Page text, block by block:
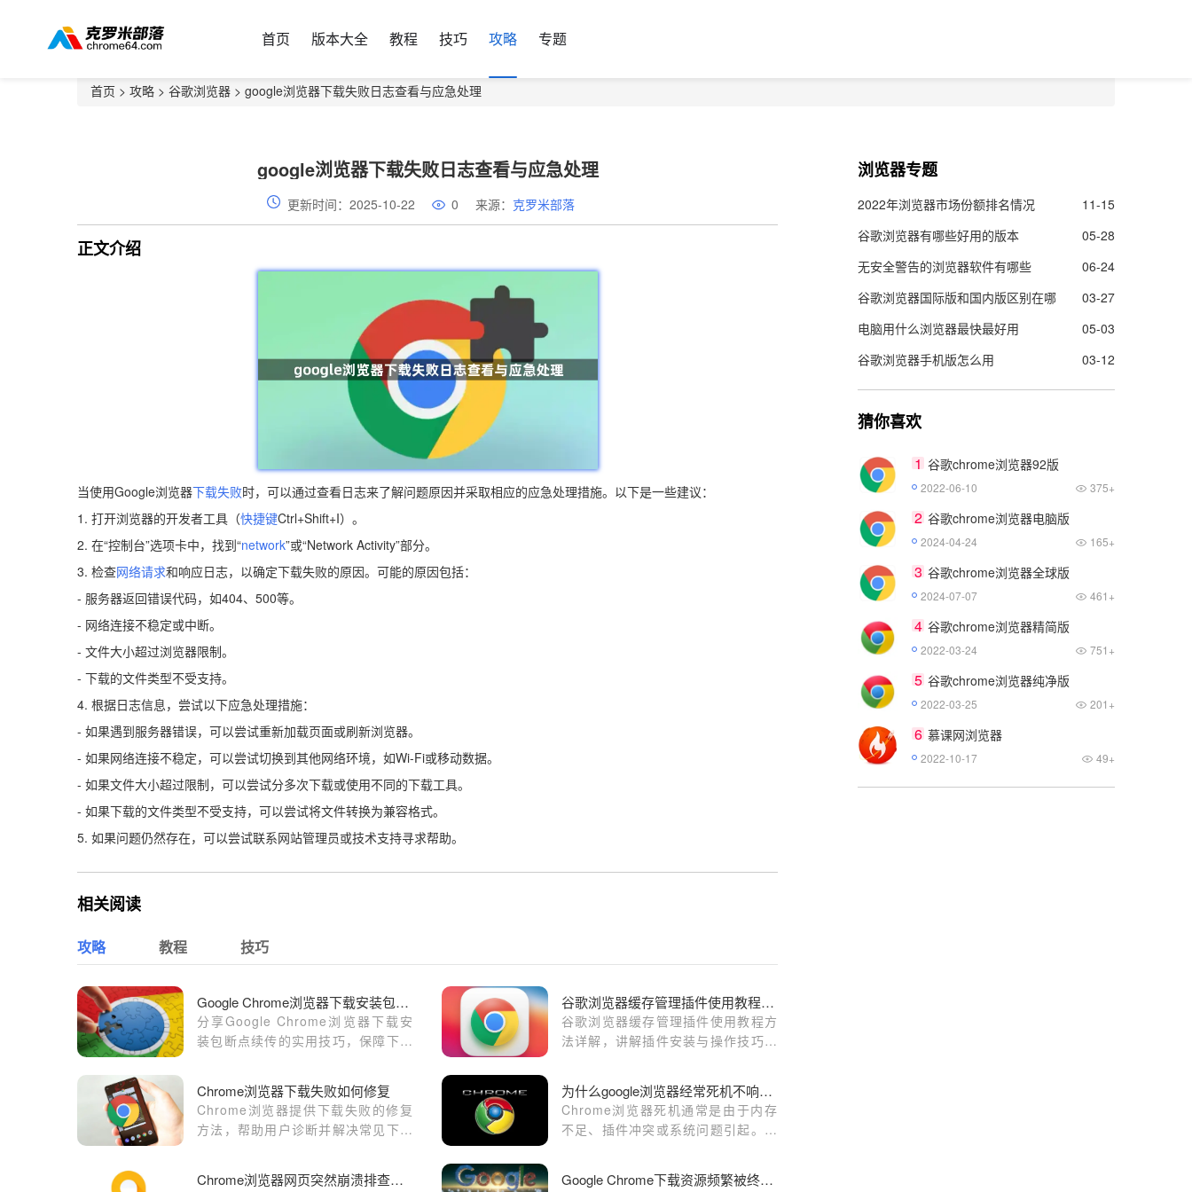
首页 版本大全 教程 技巧 攻略 专题
首页 > 攻略 > 谷歌浏览器 > google浏览器下载失败日志查看与应急处理
google浏览器下载失败日志查看与应急处理
更新时间：2025-10-22 0 来源： 克罗米部落
正文介绍
当使用Google浏览器下载失败时，可以通过查看日志来了解问题原因并采取相应的应急处理措施。以下是一些建议：
1. 打开浏览器的开发者工具（快捷键Ctrl+Shift+I）。
2. 在“控制台”选项卡中，找到“network”或“Network Activity”部分。
3. 检查网络请求和响应日志，以确定下载失败的原因。可能的原因包括：
- 服务器返回错误代码，如404、500等。
- 网络连接不稳定或中断。
- 文件大小超过浏览器限制。
- 下载的文件类型不受支持。
4. 根据日志信息，尝试以下应急处理措施：
- 如果遇到服务器错误，可以尝试重新加载页面或刷新浏览器。
- 如果网络连接不稳定，可以尝试切换到其他网络环境，如Wi-Fi或移动数据。
- 如果文件大小超过限制，可以尝试分多次下载或使用不同的下载工具。
- 如果下载的文件类型不受支持，可以尝试将文件转换为兼容格式。
5. 如果问题仍然存在，可以尝试联系网站管理员或技术支持寻求帮助。
相关阅读
攻略 教程 技巧
Google Chrome浏览器下载安装包断点续传技巧
分享Google Chrome浏览器下载安
装包断点续传的实用技巧，保障下载
谷歌浏览器缓存管理插件使用教程方法详解
谷歌浏览器缓存管理插件使用教程方
法详解，讲解插件安装与操作技巧，
Chrome浏览器下载失败如何修复
Chrome浏览器提供下载失败的修复
方法，帮助用户诊断并解决常见下载
为什么google浏览器经常死机不响应怎么办
Chrome浏览器死机通常是由于内存
不足、插件冲突或系统问题引起。本
提高稳定性。
Chrome浏览器网页突然崩溃排查与修复技巧 Google Chrome下载资源频繁被终止如何恢复
浏览器专题
2022年浏览器市场份额排名情况
11-15
谷歌浏览器有哪些好用的版本
05-28
无安全警告的浏览器软件有哪些
06-24
谷歌浏览器国际版和国内版区别在哪
03-27
电脑用什么浏览器最快最好用
05-03
谷歌浏览器手机版怎么用
03-12
猜你喜欢
1 谷歌chrome浏览器92版
2022-06-10 375+
2 谷歌chrome浏览器电脑版
2024-04-24 165+
3 谷歌chrome浏览器全球版
2024-07-07 461+
4 谷歌chrome浏览器精简版
2022-03-24 751+
5 谷歌chrome浏览器纯净版
2022-03-25 201+
6 慕课网浏览器
2022-10-17 49+